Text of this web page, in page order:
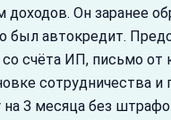
доходов. Он заранее
был автокредит.
счёта ИП, письмо от
сотрудничества и
на 3 месяца без